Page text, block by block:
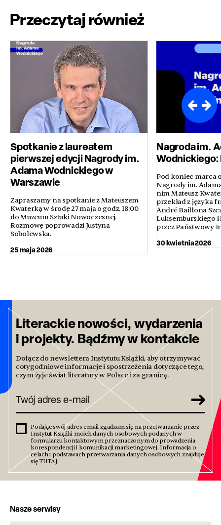
Przeczytaj również
Spotkanie z laureatem
pierwszej edycji Nagrody im.
Adama Wodnickiego w
Warszawie
Zapraszamy na spotkanie z Mateuszem
Kwaterką w środę 27 maja o godz. 18:00
do Muzeum Sztuki Nowoczesnej.
Rozmowę poprowadzi Justyna
Sobolewska.
25 maja 2026
Nagroda im.
Pod koniec marca
Nagrody im.
nim Mateusz
przekład z języka
André Baillona
Luksemburskiego
przez Państwowy
30 kwietnia 2026
Literackie nowości, wydarzenia
i projekty. Bądźmy w kontakcie
Dołącz do newslettera Instytutu Książki, aby otrzymywać
cotygodniowe informacje i spostrzeżenia dotyczące tego,
czym żyje świat literatury w Polsce i za granicą.
Podając swój adres email zgadzam się na przetwarzanie przez
Instytut Książki moich danych osobowych podanych w
formularzu kontaktowym przeznaczonym do prowadzenia
korespondencji i komunikacji marketingowej. Informacja o
celach i podstawach przetwarzania danych osobowych znajduje
sięTUTAJ.
Nasze serwisy